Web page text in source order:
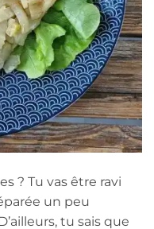
? Tu vas être ravi
un peu
tu sais que